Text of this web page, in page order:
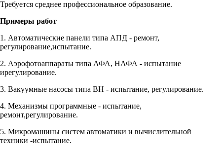
Требуется среднее профессиональное образование.
Примеры работ
1. Автоматические панели типа АПД - ремонт,
регулирование,испытание.
2. Аэрофотоаппараты типа АФА, НАФА - испытание
ирегулирование.
3. Вакуумные насосы типа ВН - испытание, регулирование.
4. Механизмы программные - испытание,
ремонт,регулирование.
5. Микромашины систем автоматики и вычислительной
техники -испытание.